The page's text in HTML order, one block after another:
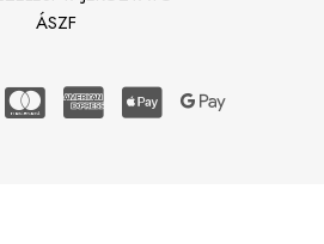
ÁSZF